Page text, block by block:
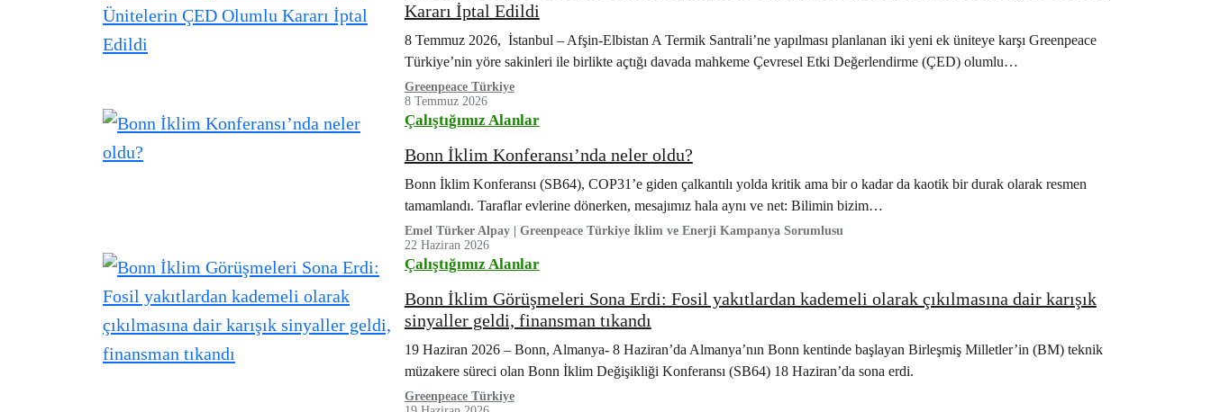
Kararı İptal Edildi
8 Temmuz 2026, İstanbul – Afşin-Elbistan A Termik Santrali’ne yapılması planlanan iki yeni ek üniteye karşı Greenpeace
Türkiye’nin yöre sakinleri ile birlikte açtığı davada mahkeme Çevresel Etki Değerlendirme (ÇED) olumlu…
Greenpeace Türkiye
8 Temmuz 2026
Çalıştığımız Alanlar
Bonn İklim Konferansı’nda neler oldu?
Bonn İklim Konferansı (SB64), COP31’e giden çalkantılı yolda kritik ama bir o kadar da kaotik bir durak olarak resmen
tamamlandı. Taraflar evlerine dönerken, mesajımız hala aynı ve net: Bilimin bizim…
Emel Türker Alpay | Greenpeace Türkiye İklim ve Enerji Kampanya Sorumlusu
22 Haziran 2026
Çalıştığımız Alanlar
Bonn İklim Görüşmeleri Sona Erdi: Fosil yakıtlardan kademeli olarak çıkılmasına dair karışık
sinyaller geldi, finansman tıkandı
19 Haziran 2026 – Bonn, Almanya- 8 Haziran’da Almanya’nın Bonn kentinde başlayan Birleşmiş Milletler’in (BM) teknik
müzakere süreci olan Bonn İklim Değişikliği Konferansı (SB64) 18 Haziran’da sona erdi.
Greenpeace Türkiye